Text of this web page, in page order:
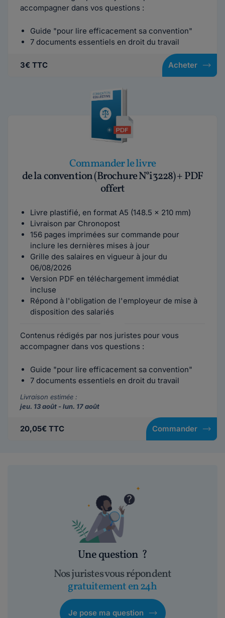
accompagner dans vos questions :
Guide "pour lire efficacement sa convention"
7 documents essentiels en droit du travail
3€ TTC Acheter
Commander le livre
de la convention (Brochure N°i3228) + PDF
offert
Livre plastifié, en format A5 (148.5 x 210 mm)
Livraison par Chronopost
156 pages imprimées sur commande pour
inclure les dernières mises à jour
Grille des salaires en vigueur à jour du
06/08/2026
Version PDF en téléchargement immédiat
incluse
Répond à l'obligation de l'employeur de mise à
disposition des salariés
Contenus rédigés par nos juristes pour vous
accompagner dans vos questions :
Guide "pour lire efficacement sa convention"
7 documents essentiels en droit du travail
Livraison estimée :
jeu. 13 août - lun. 17 août
20,05€ TTC Commander
Une question ?
Nos juristes vous répondent
gratuitement en 24h
Je pose ma question